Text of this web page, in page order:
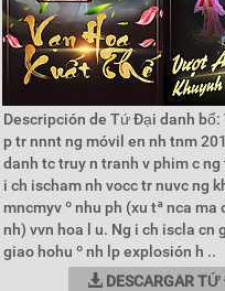
Descripción de Tứ Đại danh
p tr nnnt ng móvil en nh tnm
danh tc truy n tranh v phim c
i ch ischam nh vocc tr nuvc ng
mncmyv º nhu ph (xu tª nca
nh) vvn hoa l u. Ng i ch iscla cn
giao hohu º nh lp explosión h ..
DESCARGAR